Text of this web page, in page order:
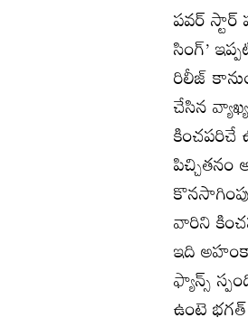
పవర్
సింగ్’
రిలీజ్
చేసిన
కించపరిచే
వారిని
ఇది
ఫ్యాన్స్
ఉంటె